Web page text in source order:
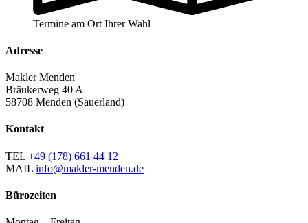
Termine am Ort Ihrer Wahl
Adresse
Makler Menden
Bräukerweg 40 A
58708 Menden (Sauerland)
Kontakt
TEL +49 (178) 661 44 12
MAIL info@makler-menden.de
Bürozeiten